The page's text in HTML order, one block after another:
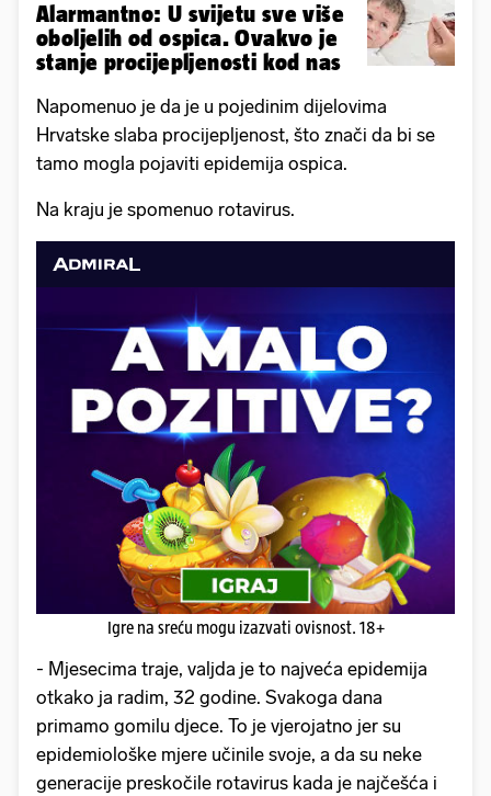
Alarmantno: U svijetu sve više
oboljelih od ospica. Ovakvo je
stanje procijepljenosti kod nas
Napomenuo je da je u pojedinim dijelovima
Hrvatske slaba procijepljenost, što znači da bi se
tamo mogla pojaviti epidemija ospica.
Na kraju je spomenuo rotavirus.
Igre na sreću mogu izazvati ovisnost. 18+
- Mjesecima traje, valjda je to najveća epidemija
otkako ja radim, 32 godine. Svakoga dana
primamo gomilu djece. To je vjerojatno jer su
epidemiološke mjere učinile svoje, a da su neke
generacije preskočile rotavirus kada je najčešća i